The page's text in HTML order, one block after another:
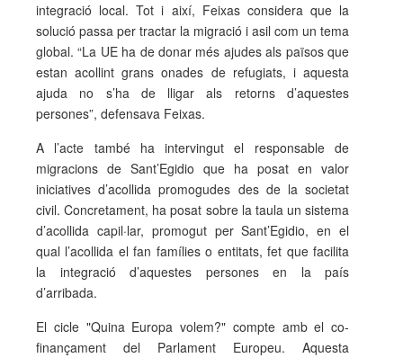
integració local. Tot i així, Feixas considera que la
solució passa per tractar la migració i asil com un tema
global. “La UE ha de donar més ajudes als països que
estan acollint grans onades de refugiats, i aquesta
ajuda no s’ha de lligar als retorns d’aquestes
persones”, defensava Feixas.
A l’acte també ha intervingut el responsable de
migracions de Sant’Egidio que ha posat en valor
iniciatives d’acollida promogudes des de la societat
civil. Concretament, ha posat sobre la taula un sistema
d’acollida capil·lar, promogut per Sant’Egidio, en el
qual l’acollida el fan famílies o entitats, fet que facilita
la integració d’aquestes persones en la país
d’arribada.
El cicle "Quina Europa volem?" compte amb el co-
finançament del Parlament Europeu. Aquesta